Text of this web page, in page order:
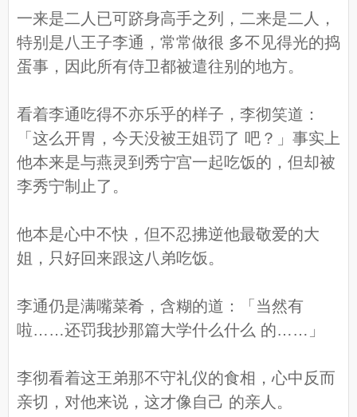
一来是二人已可跻身高手之列，二来是二人，
特别是八王子李通，常常做很 多不见得光的捣
蛋事，因此所有侍卫都被遣往别的地方。
看着李通吃得不亦乐乎的样子，李彻笑道：
「这么开胃，今天没被王姐罚了 吧？」事实上
他本来是与燕灵到秀宁宫一起吃饭的，但却被
李秀宁制止了。
他本是心中不快，但不忍拂逆他最敬爱的大
姐，只好回来跟这八弟吃饭。
李通仍是满嘴菜肴，含糊的道：「当然有
啦……还罚我抄那篇大学什么什么 的……」
李彻看着这王弟那不守礼仪的食相，心中反而
亲切，对他来说，这才像自己 的亲人。